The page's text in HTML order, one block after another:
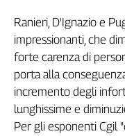
Sassolino
Linea
Economica
Tech
It
Easy
Ranieri, D'Ignazio e
impressionanti, che
forte carenza di
porta alla
incremento degli
lunghissime e
Per gli esponenti Cgil